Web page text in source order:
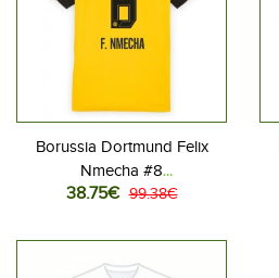
Borussia Dortmund Felix
Nmecha #8
Jalkapallovaatteet Naisten
Lyhythihainen
38.75€ 99.38€